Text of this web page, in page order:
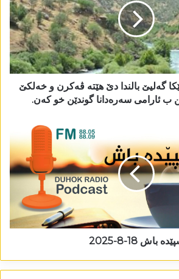
گەلیێ بالندا دێ ھێتە ڤەکرن و خەلکێ
ئارامی سەرەدانا گوندێن خو کەن.
باش 18-8-2025